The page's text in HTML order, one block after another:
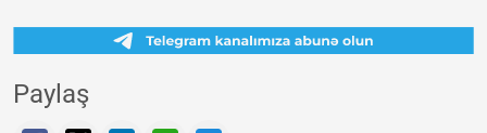
Paylaş